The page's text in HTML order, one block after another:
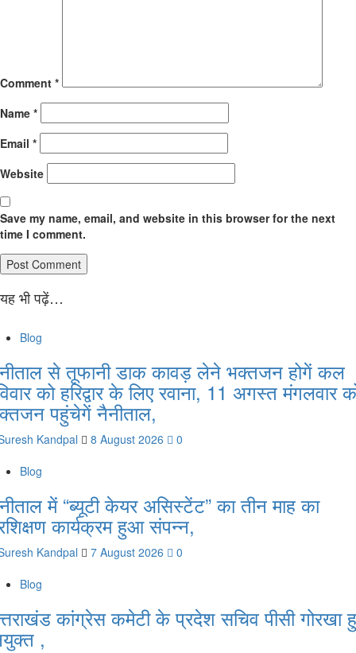
Comment *
Name *
Email *
Website
Save my name, email, and website in this browser for the next
time I comment.
यह भी पढ़ें…
Blog
से तूफानी डाक कावड़ लेने भक्तजन होगें कल
को हरिद्वार के लिए रवाना, 11 अगस्त मंगलवार
पहुंचेगें नैनीताल,
Kandpal 8 August 2026
0
Blog
में “ब्यूटी केयर असिस्टेंट” का तीन माह का
कार्यक्रम हुआ संपन्न,
Kandpal 7 August 2026
0
Blog
कांग्रेस कमेटी के प्रदेश सचिव पीसी गोरखा
,